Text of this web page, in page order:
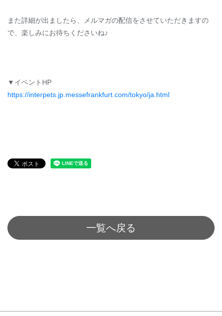
また詳細が出ましたら、メルマガの配信をさせていただきますの
で、楽しみにお待ちくださいね♪
▼イベントHP
https://interpets.jp.messefrankfurt.com/tokyo/ja.html
一覧へ戻る